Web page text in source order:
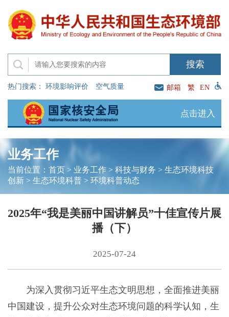
热门搜索： 环境影响评价 空气质量 邮箱 繁 EN
点击进入
业务工作
当前位置： 首页> 业务工作> 科技与财务 > 生态环境科技
创新> 生态环境科普> 环境科普动态
2025年“我是美丽中国讲解员”十佳宣传片展
播（下）
2025-07-24
为深入贯彻习近平生态文明思想，全面推进美丽
中国建设，提升公众对生态环境问题的科学认知，生